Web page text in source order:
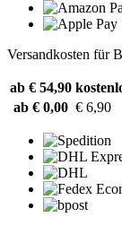
Versandkosten für
ab € 54,90
ab € 0,00 € 6,90